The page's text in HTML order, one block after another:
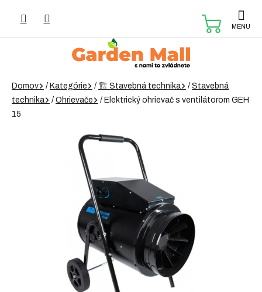
Domov / Kategórie / 🏗️ Stavebná technika / Stavebná
technika
/ Ohrievače / Elektrický ohrievač s ventilátorom GEH
15